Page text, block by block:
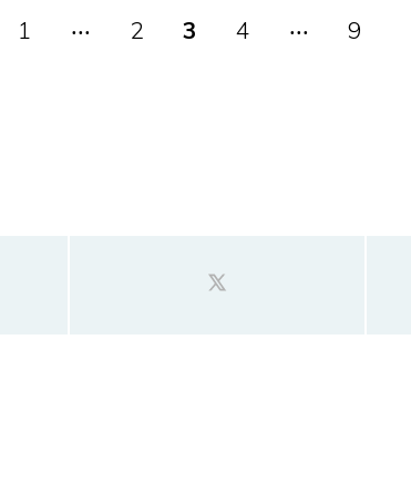
1 ‧‧‧ 2 3 4 ‧‧‧ 9